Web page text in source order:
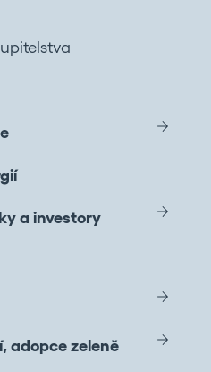
a investory
adopce zeleně